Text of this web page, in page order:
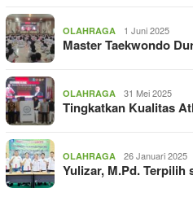
OLAHRAGA 1 Juni 2025
Master Taekwondo
OLAHRAGA 31 Mei 2025
Tingkatkan Kualitas
OLAHRAGA 26 Januari 2025
Yulizar, M.Pd.